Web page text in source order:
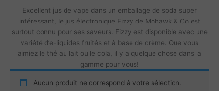
Excellent jus de vape dans un emballage de soda super
intéressant, le jus électronique Fizzy de Mohawk & Co est
surtout connu pour ses saveurs. Fizzy est disponible avec une
variété d’e-liquides fruités et à base de crème. Que vous
aimiez le thé au lait ou le cola, il y a quelque chose dans la
gamme pour vous!
Aucun produit ne correspond à votre sélection.